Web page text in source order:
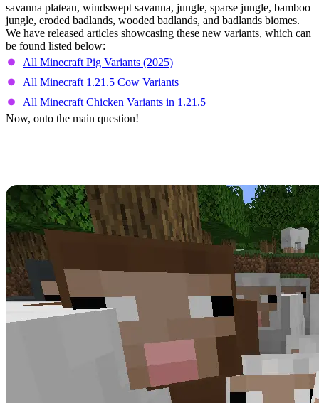
savanna plateau, windswept savanna, jungle, sparse jungle, bamboo
jungle, eroded badlands, wooded badlands, and badlands biomes.
We have released articles showcasing these new variants, which can
be found listed below:
All Minecraft Pig Variants (2025)
All Minecraft 1.21.5 Cow Variants
All Minecraft Chicken Variants in 1.21.5
Now, onto the main question!